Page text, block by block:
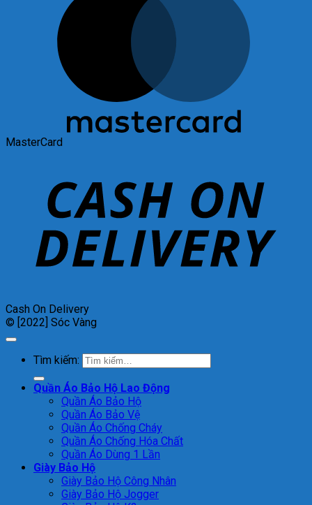
MasterCard
Cash On Delivery
© [2022] Sóc Vàng
Tìm kiếm:
Quần Áo Bảo Hộ Lao Động
Quần Áo Bảo Hộ
Quần Áo Bảo Vệ
Quần Áo Chống Cháy
Quần Áo Chống Hóa Chất
Quần Áo Dùng 1 Lần
Giày Bảo Hộ
Giày Bảo Hộ Công Nhân
Giày Bảo Hộ Jogger